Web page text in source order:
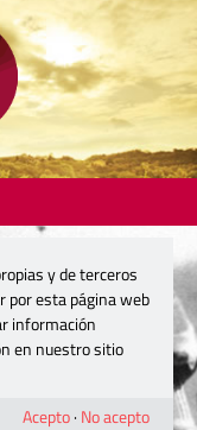
y de terceros
por esta página web
información
en nuestro sitio
Acepto· No acepto